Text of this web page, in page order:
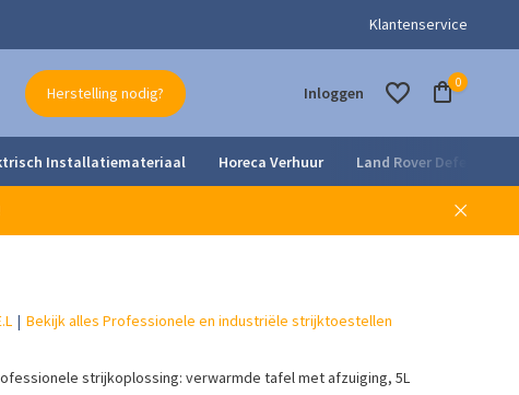
Klantenservice
Herstelling nodig? Inloggen
0
Installatiemateriaal Horeca Verhuur Land Rover Defender
Bekijk alles Professionele en industriële strijktoestellen
strijkoplossing: verwarmde tafel met afzuiging, 5L